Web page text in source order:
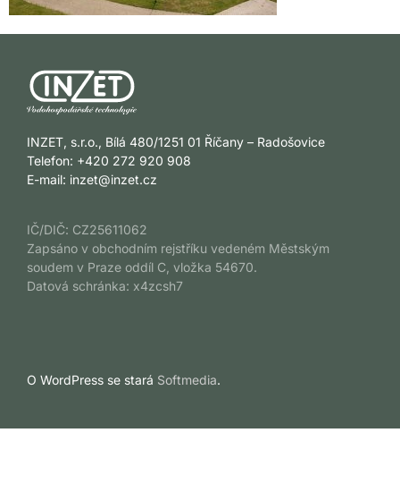
INZET, s.r.o., Bílá 480/1251 01 Říčany – Radošovice
Telefon: +420 272 920 908
E-mail: inzet@inzet.cz
IČ/DIČ: CZ25611062
Zapsáno v obchodním rejstříku vedeném Městským
soudem v Praze oddíl C, vložka 54670.
Datová schránka: x4zcsh7
O WordPress se stará Softmedia.